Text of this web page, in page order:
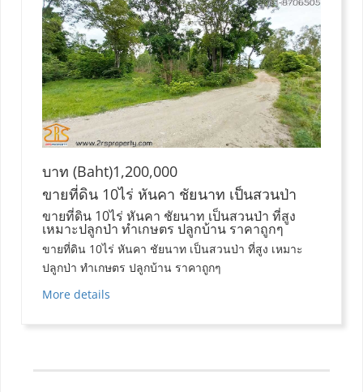
บาท (Baht)1,200,000
ขายที่ดิน 10ไร่ หันคา ชัยนาท เป็นสวนป่า
ขายที่ดิน 10ไร่ หันคา ชัยนาท เป็นสวนป่า ที่สูง
เหมาะปลูกป่า ทำเกษตร ปลูกบ้าน ราคาถูกๆ
ขายที่ดิน 10ไร่ หันคา ชัยนาท เป็นสวนป่า ที่สูง เหมาะ
ปลูกป่า ทำเกษตร ปลูกบ้าน ราคาถูกๆ
More details